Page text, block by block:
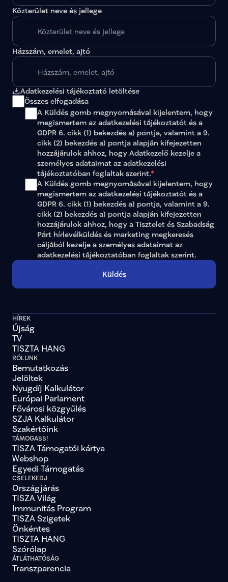
Közterület neve és jellege
Házszám, emelet, ajtó
Adatkezelési tájékoztató letöltése
Összes elfogadása
A Küldés gomb megnyomásával kijelentem, hogy
megismertem az adatkezelési tájékoztatót és a
GDPR 6. cikk (1) bekezdés a) pontja, valamint a 9.
cikk (2) bekezdés a) pontja alapján kifejezetten
hozzájárulok ahhoz, hogy Adatkezelő kezelje a
személyes adataimat az adatkezelési
tájékoztatóban foglaltak szerint.*
A Küldés gomb megnyomásával kijelentem, hogy
megismertem az adatkezelési tájékoztatót és a
GDPR 6. cikk (1) bekezdés a) pontja, valamint a 9.
cikk (2) bekezdés a) pontja alapján kifejezetten
hozzájárulok ahhoz, hogy a Tisztelet és Szabadság
Párt hírlevélküldés és marketing megkeresés
adatkezelési tájékoztatóban foglaltak szerint.
Küldés
HÍREK
Újság
TV
TISZTA HANG
RÓLUNK
Bemutatkozás
Jelöltek
Nyugdíj Kalkulátor
Európai Parlament
Fővárosi közgyűlés
SZJA Kalkulátor
Szakértőink
TÁMOGASS!
TISZA Támogatói kártya
Webshop
Egyedi Támogatás
CSELEKEDJ
Országjárás
TISZA Világ
Immunitás Program
TISZA Szigetek
Önkéntes
TISZTA HANG
Szórólap
ÁTLÁTHATÓSÁG
Transzparencia